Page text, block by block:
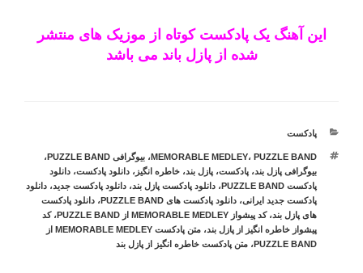
این آهنگ یک پادکست کوتاه از موزیک های منتشر
شده از پازل باند می باشد
دسته‌ها
پادکست
برچسب‌ها MEMORABLE MEDLEY، PUZZLE BAND ،بیوگرافی PUZZLE BAND
،
بیوگرافی پازل بند،پادکست،پازل بند،خاطره انگیز ،دانلود پادکست،دانلود
پادکست PUZZLE BAND
،دانلود پادکست پازل بند،دانلود پادکست جدید،دانلود
پادکست جدید ایرانی،دانلود پادکست های PUZZLE BAND ،دانلود پادکست
های پازل بند،کد پیشواز MEMORABLE MEDLEY از PUZZLE BAND ،کد
پیشواز خاطره انگیز از پازل بند،
متن پادکست MEMORABLE MEDLEY از
PUZZLE BAND،متن پادکست خاطره انگیز از پازل بند